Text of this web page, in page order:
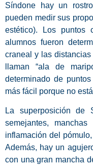
Síndone hay un
pueden medir sus
estético). Los puntos
alumnos fueron
craneal y las
llaman “ala de
determinado de puntos
más fácil porque no
La superposición de
semejantes,
inflamación del
Además, hay un
con una gran mancha